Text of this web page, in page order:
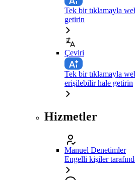
Tek bir tıklamayla
getirin
Çeviri
Tek bir tıklamayla
erişilebilir hale getirin
Hizmetler
Manuel Denetimler
Engelli kişiler